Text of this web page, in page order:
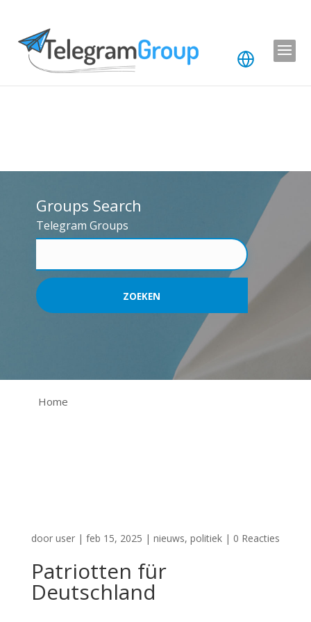
Groups Search
Telegram Groups
Home
door user| feb 15, 2025 | nieuws, politiek| 0 Reacties
Patriotten für
Deutschland